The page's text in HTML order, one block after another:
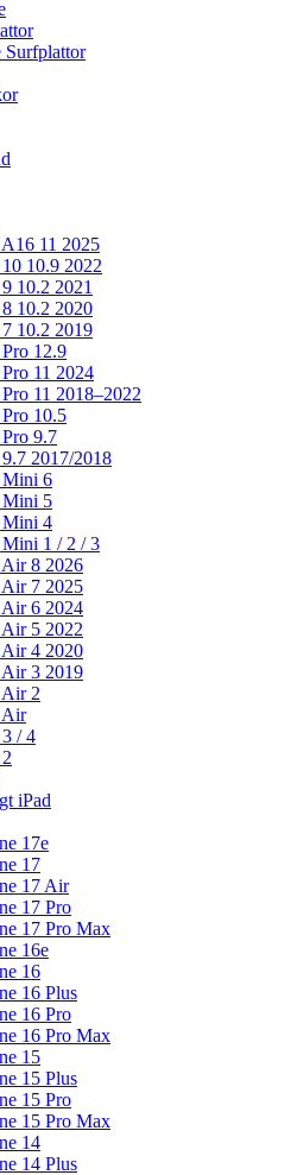
Surfplattor
11 2025
10.9 2022
10.2 2021
10.2 2020
10.2 2019
12.9
11 2024
11 2018–2022
10.5
9.7
2017/2018
Mini 6
Mini 5
Mini 4
Mini 1 / 2 / 3
Air 8 2026
Air 7 2025
Air 6 2024
5 2022
Air 4 2020
Air 3 2019
2
Air
/ 4
iPad
17e
17
17 Air
17 Pro
17 Pro Max
16e
16
16 Plus
16 Pro
16 Pro Max
15
15 Plus
15 Pro
15 Pro Max
14
14 Plus